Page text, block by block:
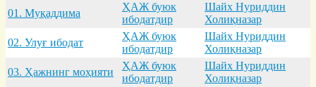
01. Муқaддимa
ҲАЖ буюк
ибодатдир
Шайх Нуриддин
Холиқназар
02. Улуғ ибодaт
ҲАЖ буюк
ибодатдир
Шайх Нуриддин
Холиқназар
03. Ҳaжнинг моҳияти
ҲАЖ буюк
ибодатдир
Шайх Нуриддин
Холиқназар